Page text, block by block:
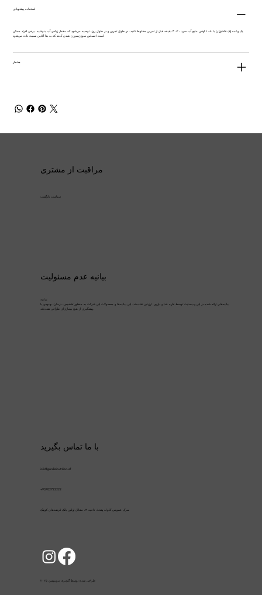
استفاده پیشنهادی
یک وعده (یک قاشق) را با ۸-۱۰ اونس مایع آب سرد ۲۰-۳۰ دقیقه قبل از تمرین مخلوط کنید. در طول تمرین و در طول روز، توصیه می‌شود که مقدار زیادی آب بنوشید. برخی افراد ممکن
است احساس سوزن‌سوزن شدن کنند که به بتا آلانین نسبت داده می‌شود.
هشدار
مراقبت از مشتری
سیاست بازگشت
بیانیه عدم مسئولیت
بیانیه‌های ارائه شده در این وب‌سایت توسط اداره غذا و داروی ارزیابی نشده‌اند. این بیانیه‌ها و محصولات این شرکت به منظور تشخیص، درمان، بهبودی یا
با ما تماس بگیرید
info@gardizinutrition.af
+93702722222
سرک عمومی کلوله پشتۀ، ناحیه ۴، مقابل اولین بانک قرضه‌های کوچک
طراحی شده توسط گردیزی نیوتریشن ۲۰۲۵